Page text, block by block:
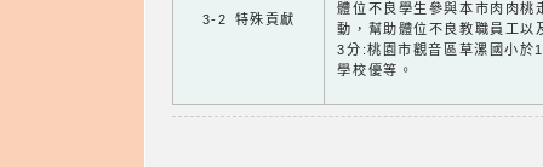
3-2 特殊貢獻
體位不良學生參與本市肉肉桃
動，幫助體位不良教職員工以
3分:桃園市觀音區草漯國小於
學校優等。